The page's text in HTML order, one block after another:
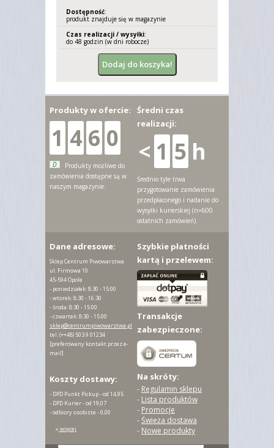
Dostępność:
produkt znajduje się w magazynie
Czas realizacji / wysyłki:
do 48 godzin (w dni robocze)
Produkty w ofercie:
1 4 6 0
D
Produkty możliwe do
zamówienia dostępne są w
naszym magazynie.
Średni czas
realizacji:
< 1 5 h
Średnio tyle trwa
przygotowanie zamówienia
przedpłaconego i nadanie do
wysyłki kurierskiej (n=600
ostatnich zamówień).
Dane adresowe:
Sklep Centrum Piwowarstwa
ul. Firmowa 10
45-594 Opole
- poniedziałek: 8:30 - 15:00
- wtorek: 8:30 - 16:30
- środa: 8:30 - 15:00
- czwartek: 8:30 - 15:00
sklep@centrumpiwowarstwa.pl
tel.(++48) 503 9 01234
[preferowany kontakt przez e-
mail]
Szybkie płatności
kartą i przelewem:
Transakcje
zabezpieczone:
Koszty dostawy:
- DPD Punkt Pickup - od 14,95
- DPD Kurier - od 19,07
- odbiory osobiste - 0,00
» więcej
Na skróty:
- Regulamin sklepu
- Lista produktów
- Promocje
-Świeża dostawa
- Nowe produkty